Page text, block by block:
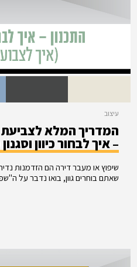
עיצוב
– איך לבחור כיוון
שיפוץ או מעבר דירה הם הזדמנות
שאתם בוחרים גוון, בואו נדבר על